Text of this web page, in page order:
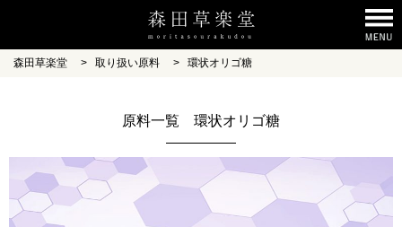
森田草楽堂 > 取り扱い原料 > 環状オリゴ糖
原料一覧 環状オリゴ糖